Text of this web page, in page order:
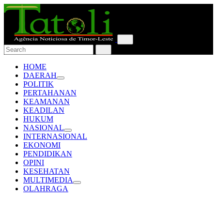
HOME
DAERAH
POLITIK
PERTAHANAN
KEAMANAN
KEADILAN
HUKUM
NASIONAL
INTERNASIONAL
EKONOMI
PENDIDIKAN
OPINI
KESEHATAN
MULTIMEDIA
OLAHRAGA